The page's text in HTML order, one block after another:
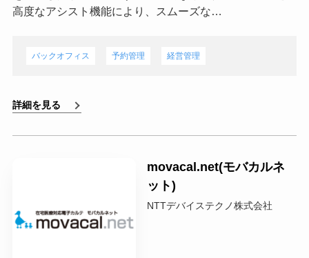
高度なアシスト機能により、スムーズな…
バックオフィス 予約管理 経営管理
詳細を見る
movacal.net(モバカルネ
ット)
NTTデバイステクノ株式会社